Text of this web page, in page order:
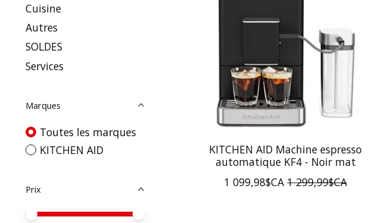
Cuisine
Autres
SOLDES
Services
Marques
Toutes les marques
KITCHEN AID
Prix
Prix minimum
Price maximum value
KITCHEN AID Machine espresso
automatique KF4 - Noir mat
1 099,98$CA 1 299,99$CA